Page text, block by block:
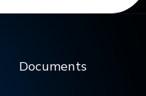
Documents